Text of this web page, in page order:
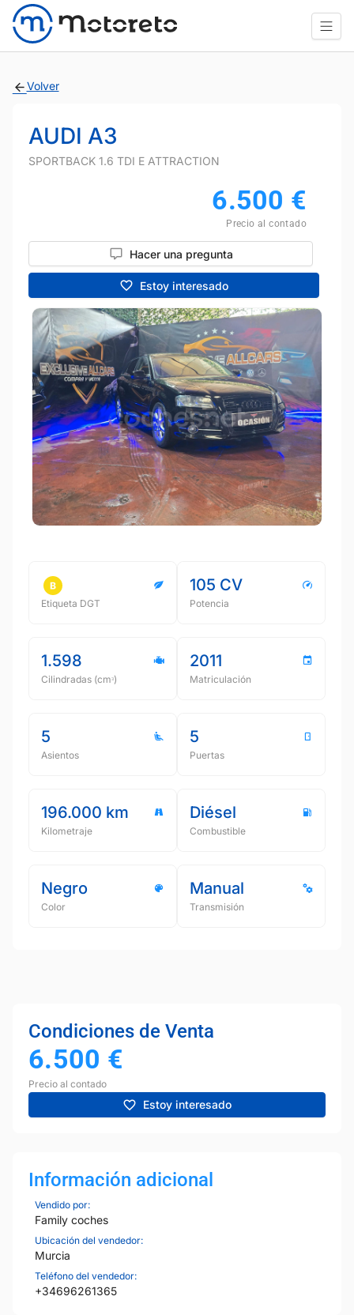
Volver
AUDI A3
SPORTBACK 1.6 TDI E ATTRACTION
6.500 €
Precio al contado
Hacer una pregunta
Estoy interesado
Etiqueta DGT
105 CV
Potencia
1.598
Cilindradas (cmᵌ)
2011
Matriculación
5
Asientos
5
Puertas
196.000 km
Kilometraje
Diésel
Combustible
Negro
Color
Manual
Transmisión
Condiciones de Venta
6.500 €
Precio al contado
Estoy interesado
Información adicional
Vendido por:
Family coches
Ubicación del vendedor:
Murcia
Teléfono del vendedor:
+34696261365